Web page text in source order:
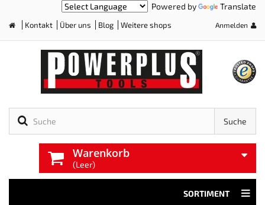
Powered by Translate
Kontakt Über uns Blog Weitere shops Anmelden
Suche
Warenkorb
(Leer)
SORTIMENT